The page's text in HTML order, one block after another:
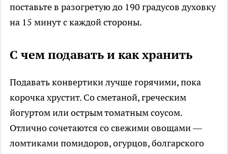
поставьте в разогретую до 190 градусов духовку
на 15 минут с каждой стороны.
С чем подавать и как хранить
Подавать конвертики лучше горячими, пока
корочка хрустит. Со сметаной, греческим
йогуртом или острым томатным соусом.
Отлично сочетаются со свежими овощами —
ломтиками помидоров, огурцов, болгарского